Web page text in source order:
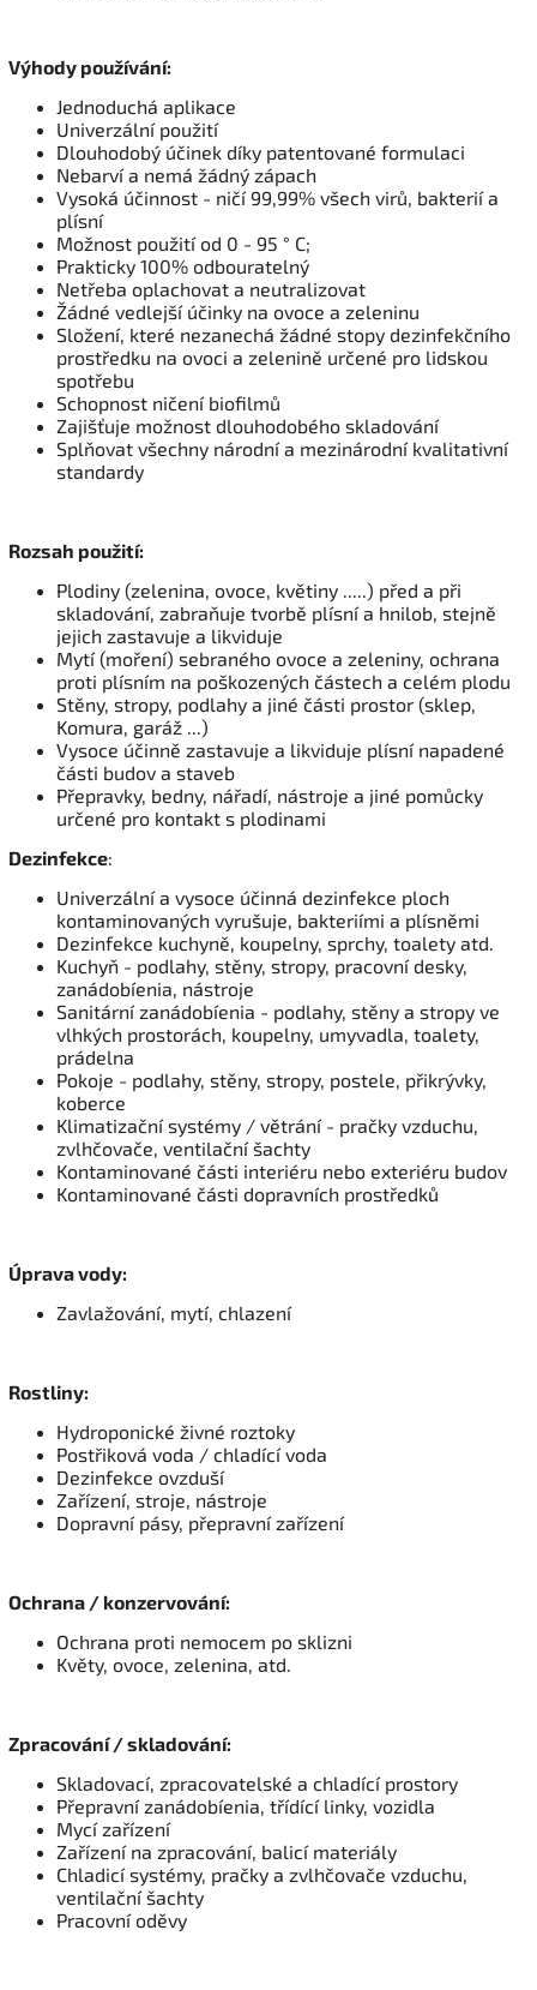
Výhody používání:
Jednoduchá aplikace
Univerzální použití
Dlouhodobý účinek díky patentované formulaci
Nebarví a nemá žádný zápach
Vysoká účinnost - ničí 99,99% všech virů, bakterií a
plísní
Možnost použití od 0 - 95 ° C;
Prakticky 100% odbouratelný
Netřeba oplachovat a neutralizovat
Žádné vedlejší účinky na ovoce a zeleninu
Složení, které nezanechá žádné stopy dezinfekčního
prostředku na ovoci a zelenině určené pro lidskou
spotřebu
Schopnost ničení biofilmů
Zajišťuje možnost dlouhodobého skladování
Splňovat všechny národní a mezinárodní kvalitativní
standardy
Rozsah použití:
Plodiny (zelenina, ovoce, květiny .....) před a při
skladování, zabraňuje tvorbě plísní a hnilob, stejně
jejich zastavuje a likviduje
Mytí (moření) sebraného ovoce a zeleniny, ochrana
proti plísním na poškozených částech a celém plodu
Stěny, stropy, podlahy a jiné části prostor (sklep,
Komura, garáž ...)
Vysoce účinně zastavuje a likviduje plísní napadené
části budov a staveb
Přepravky, bedny, nářadí, nástroje a jiné pomůcky
určené pro kontakt s plodinami
Dezinfekce:
Univerzální a vysoce účinná dezinfekce ploch
kontaminovaných vyrušuje, bakteriími a plísněmi
Dezinfekce kuchyně, koupelny, sprchy, toalety atd.
Kuchyň - podlahy, stěny, stropy, pracovní desky,
zanádobíenia, nástroje
Sanitární zanádobíenia - podlahy, stěny a stropy ve
vlhkých prostorách, koupelny, umyvadla, toalety,
prádelna
Pokoje - podlahy, stěny, stropy, postele, přikrývky,
koberce
Klimatizační systémy / větrání - pračky vzduchu,
zvlhčovače, ventilační šachty
Kontaminované části interiéru nebo exteriéru budov
Kontaminované části dopravních prostředků
Úprava vody:
Zavlažování, mytí, chlazení
Rostliny:
Hydroponické živné roztoky
Postřiková voda / chladící voda
Dezinfekce ovzduší
Zařízení, stroje, nástroje
Dopravní pásy, přepravní zařízení
Ochrana / konzervování:
Ochrana proti nemocem po sklizni
Květy, ovoce, zelenina, atd.
Zpracování / skladování:
Skladovací, zpracovatelské a chladící prostory
Přepravní zanádobíenia, třídící linky, vozidla
Mycí zařízení
Zařízení na zpracování, balicí materiály
Chladicí systémy, pračky a zvlhčovače vzduchu,
ventilační šachty
Pracovní oděvy